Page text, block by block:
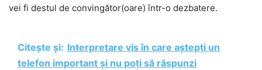
vei fi destul de convingător(oare) într-o dezbatere.
Citește și: Interpretare vis în care aștepți un
telefon important și nu poți să răspunzi